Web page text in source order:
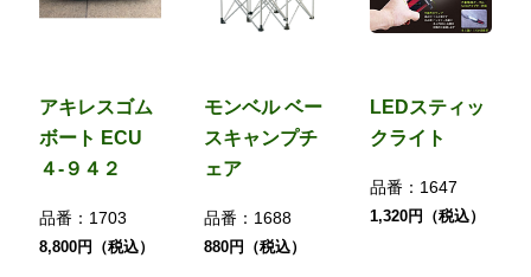
アキレスゴム
ボート ECU
４-９４２
品番： 1703
8,800円（税込）
モンベル ベー
スキャンプチ
ェア
品番： 1688
880円（税込）
LEDスティッ
クライト
品番： 1647
1,320円（税込）